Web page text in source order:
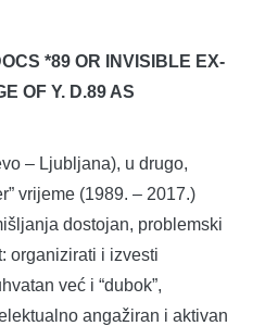
*89 OR INVISIBLE EX-
OF Y. D.89 AS
– Ljubljana), u drugo,
vrijeme (1989. – 2017.)
dostojan, problemski
organizirati i izvesti
već i “dubok”,
angažiran i aktivan